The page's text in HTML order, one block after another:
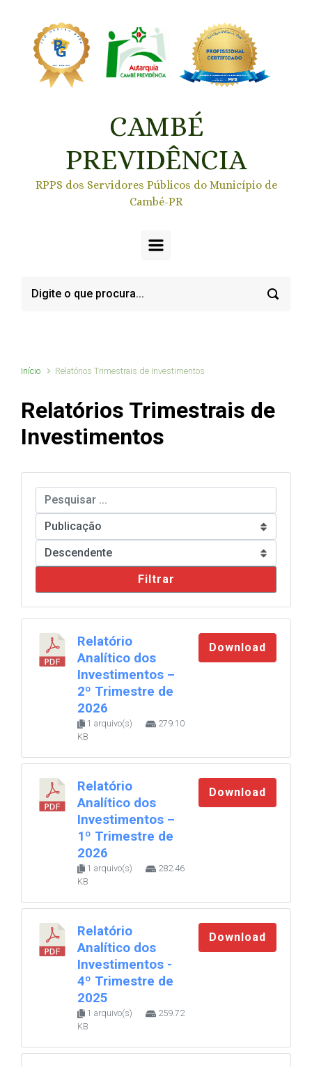
CAMBÉ
PREVIDÊNCIA
RPPS dos Servidores Públicos do Município de
Cambé-PR
Início Relatórios Trimestrais de Investimentos
Relatórios Trimestrais de
Investimentos
Filtrar
Relatório
Analítico dos
Investimentos –
2º Trimestre de
2026
1 arquivo(s)
279.10
KB
Download
Relatório
Analítico dos
Investimentos –
1º Trimestre de
2026
1 arquivo(s)
282.46
KB
Download
Relatório
Analítico dos
Investimentos -
4º Trimestre de
2025
1 arquivo(s)
259.72
KB
Download